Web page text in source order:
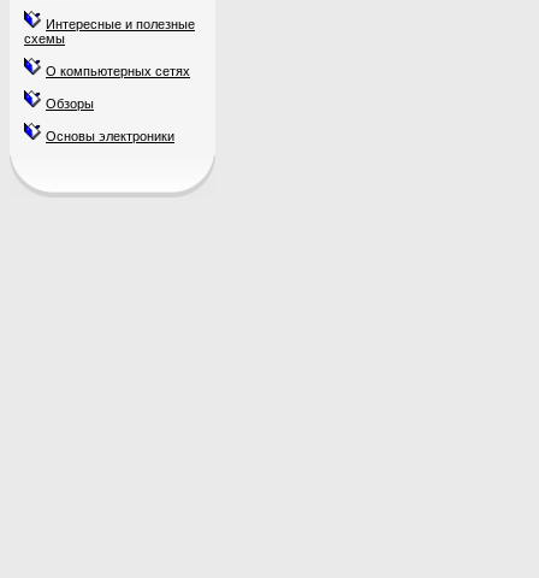
Интересные и полезные
схемы
О компьютерных сетях
Обзоры
Основы электроники